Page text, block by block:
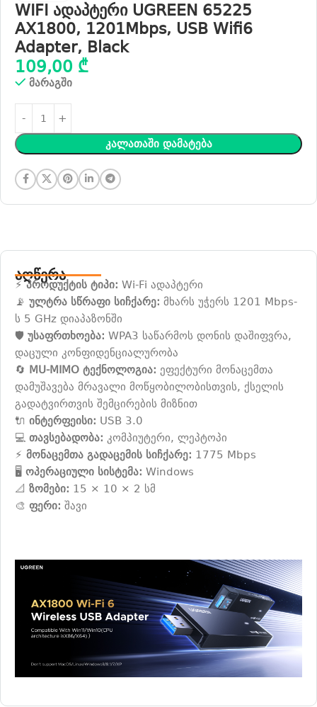
WIFI ადაპტერი UGREEN 65225
AX1800, 1201Mbps, USB Wifi6
Adapter, Black
109,00 ₾
მარაგში
Კალათაში Დამატება
აღწერა
⚡პროდუქტის ტიპი: Wi-Fi ადაპტერი
📡 ულტრა სწრაფი სიჩქარე: მხარს უჭერს 1201 Mbps-
ს 5 GHz დიაპაზონში
🛡️ უსაფრთხოება: WPA3 საწარმოს დონის დაშიფვრა,
დაცული კონფიდენციალურობა
🔄 MU-MIMO ტექნოლოგია: ეფექტური მონაცემთა
დამუშავება მრავალი მოწყობილობისთვის, ქსელის
გადატვირთვის შემცირების მიზნით
🔌 ინტერფეისი: USB 3.0
💻 თავსებადობა: კომპიუტერი, ლეპტოპი
⚡ მონაცემთა გადაცემის სიჩქარე: 1775 Mbps
🖥️ ოპერაციული სისტემა: Windows
📐 ზომები: 15 × 10 × 2 სმ
🎨 ფერი: შავი